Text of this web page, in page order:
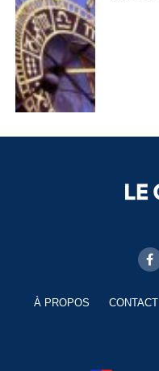
À PROPOS CONTACT